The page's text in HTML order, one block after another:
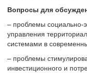
Вопросы для
– проблемы социально-
управления
системами в
– проблемы
инвестиционного и